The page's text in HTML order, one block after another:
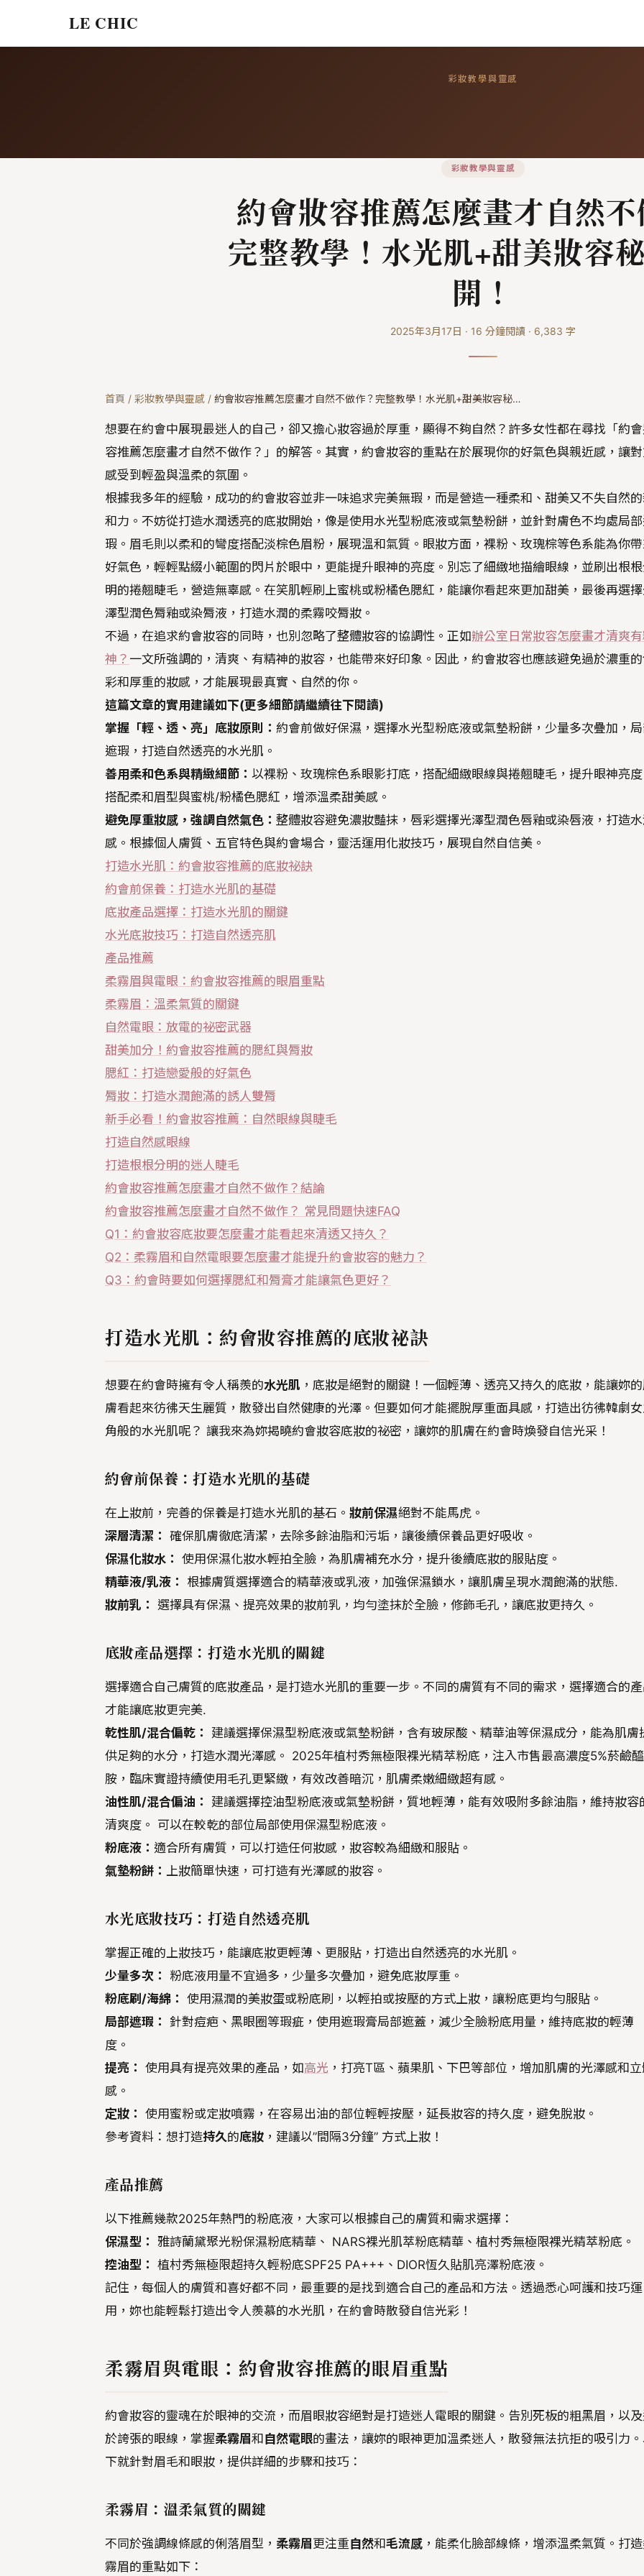
LE CHIC
彩妝教學與靈感
彩妝教學與靈感
約會妝容推薦怎麼畫才自然
完整教學！水光肌+甜美妝容
開！
2025年3月17日 · 16 分鐘閱讀 · 6,383 字
首頁 / 彩妝教學與靈感 / 約會妝容推薦怎麼畫才自然不做作？完整教學！水光肌+甜美妝容秘…
想要在約會中展現最迷人的自己，卻又擔心妝容過於厚重，顯得不夠自然？許多女性都在尋找「約
容推薦怎麼畫才自然不做作？」的解答。其實，約會妝容的重點在於展現你的好氣色與親近感，讓
感受到輕盈與溫柔的氛圍。
根據我多年的經驗，成功的約會妝容並非一味追求完美無瑕，而是營造一種柔和、甜美又不失自然
和力。不妨從打造水潤透亮的底妝開始，像是使用水光型粉底液或氣墊粉餅，並針對膚色不均處局
瑕。眉毛則以柔和的彎度搭配淡棕色眉粉，展現溫和氣質。眼妝方面，裸粉、玫瑰棕等色系能為你
好氣色，輕輕點綴小範圍的閃片於眼中，更能提升眼神的亮度。別忘了細緻地描繪眼線，並刷出根
明的捲翹睫毛，營造無辜感。在笑肌輕刷上蜜桃或粉橘色腮紅，能讓你看起來更加甜美，最後再選
澤型潤色脣釉或染脣液，打造水潤的柔霧咬脣妝。
不過，在追求約會妝容的同時，也別忽略了整體妝容的協調性。正如辦公室日常妝容怎麼畫才清爽
神？ 一文所強調的，清爽、有精神的妝容，也能帶來好印象。因此，約會妝容也應該避免過於濃重
彩和厚重的妝感，才能展現最真實、自然的你。
這篇文章的實用建議如下(更多細節請繼續往下閱讀)
掌握「輕、透、亮」底妝原則： 約會前做好保濕，選擇水光型粉底液或氣墊粉餅，少量多次疊加，
遮瑕，打造自然透亮的水光肌。
善用柔和色系與精緻細節： 以裸粉、玫瑰棕色系眼影打底，搭配細緻眼線與捲翹睫毛，提升眼神亮
搭配柔和眉型與蜜桃/粉橘色腮紅，增添溫柔甜美感。
避免厚重妝感，強調自然氣色： 整體妝容避免濃妝豔抹，唇彩選擇光澤型潤色唇釉或染唇液，打造
感。根據個人膚質、五官特色與約會場合，靈活運用化妝技巧，展現自然自信美。
打造水光肌：約會妝容推薦的底妝祕訣
約會前保養：打造水光肌的基礎
底妝產品選擇：打造水光肌的關鍵
水光底妝技巧：打造自然透亮肌
產品推薦
柔霧眉與電眼：約會妝容推薦的眼眉重點
柔霧眉：溫柔氣質的關鍵
自然電眼：放電的祕密武器
甜美加分！約會妝容推薦的腮紅與脣妝
腮紅：打造戀愛般的好氣色
脣妝：打造水潤飽滿的誘人雙脣
新手必看！約會妝容推薦：自然眼線與睫毛
打造自然感眼線
打造根根分明的迷人睫毛
約會妝容推薦怎麼畫才自然不做作？結論
約會妝容推薦怎麼畫才自然不做作？ 常見問題快速FAQ
Q1：約會妝容底妝要怎麼畫才能看起來清透又持久？
Q2：柔霧眉和自然電眼要怎麼畫才能提升約會妝容的魅力？
Q3：約會時要如何選擇腮紅和脣膏才能讓氣色更好？
打造水光肌：約會妝容推薦的底妝祕訣
想要在約會時擁有令人稱羨的水光肌 ，底妝是絕對的關鍵！一個輕薄、透亮又持久的底妝，能讓妳
膚看起來彷彿天生麗質，散發出自然健康的光澤。但要如何才能擺脫厚重面具感，打造出彷彿韓劇
角般的水光肌呢？ 讓我來為妳揭曉約會妝容底妝的祕密，讓妳的肌膚在約會時煥發自信光采！
約會前保養：打造水光肌的基礎
在上妝前，完善的保養是打造水光肌的基石。 妝前保濕絕對不能馬虎。
深層清潔： 確保肌膚徹底清潔，去除多餘油脂和污垢，讓後續保養品更好吸收。
保濕化妝水： 使用保濕化妝水輕拍全臉，為肌膚補充水分，提升後續底妝的服貼度。
精華液/乳液：
根據膚質選擇適合的精華液或乳液，加強保濕鎖水，讓肌膚呈現水潤飽滿的狀態.
妝前乳：
選擇具有保濕、提亮效果的妝前乳，均勻塗抹於全臉，修飾毛孔，讓底妝更持久。
底妝產品選擇：打造水光肌的關鍵
選擇適合自己膚質的底妝產品，是打造水光肌的重要一步。不同的膚質有不同的需求，選擇適合的
才能讓底妝更完美.
乾性肌/混合偏乾：
建議選擇保濕型粉底液或氣墊粉餅，含有玻尿酸、精華油等保濕成分，能為肌膚
供足夠的水分，打造水潤光澤感。 2025年植村秀 無極限裸光精萃粉底，注入市售最高濃度5%菸鹼醯
胺，臨床實證持續使用毛孔更緊緻，有效改善暗沉，肌膚柔嫩細緻超有感。
油性肌/混合偏油：
建議選擇控油型粉底液或氣墊粉餅，質地輕薄，能有效吸附多餘油脂，維持妝容
清爽度。 可以在較乾的部位局部使用保濕型粉底液。
粉底液： 適合所有膚質，可以打造任何妝感，妝容較為細緻和服貼。
氣墊粉餅： 上妝簡單快速，可打造有光澤感的妝容。
水光底妝技巧：打造自然透亮肌
掌握正確的上妝技巧，能讓底妝更輕薄、更服貼，打造出自然透亮的水光肌。
少量多次：
粉底液用量不宜過多，少量多次疊加，避免底妝厚重。
粉底刷/海綿： 使用濕潤的美妝蛋或粉底刷，以輕拍或按壓的方式上妝，讓粉底更均勻服貼。
局部遮瑕： 針對痘疤、黑眼圈等瑕疵，使用遮瑕膏局部遮蓋，減少全臉粉底用量，維持底妝的輕薄
度。
提亮： 使用具有提亮效果的產品，如高光 ，打亮T區、蘋果肌、下巴等部位，增加肌膚的光澤感和
感。
定妝： 使用蜜粉或定妝噴霧，在容易出油的部位輕輕按壓，延長妝容的持久度，避免脫妝。
參考資料：想打造持久的底妝 ，建議以”間隔3分鐘” 方式上妝！
產品推薦
以下推薦幾款2025年熱門的粉底液，大家可以根據自己的膚質和需求選擇：
保濕型： 雅詩蘭黛聚光粉保濕粉底精華、 NARS裸光肌萃粉底精華、植村秀 無極限裸光精萃粉底。
控油型： 植村秀無極限超持久輕粉底SPF25 PA+++、DIOR恆久貼肌亮澤粉底液。
記住，每個人的膚質和喜好都不同，最重要的是找到適合自己的產品和方法。透過悉心呵護和技巧運
用，妳也能輕鬆打造出令人羨慕的水光肌，在約會時散發自信光彩！
柔霧眉與電眼：約會妝容推薦的眼眉重點
約會妝容的靈魂在於眼神的交流，而眉眼妝容絕對是打造迷人電眼的關鍵。告別死板的粗黑眉，以
於誇張的眼線，掌握柔霧眉和 自然電眼的畫法，讓妳的眼神更加溫柔迷人，散發無法抗拒的吸引力
下就針對眉毛和眼妝，提供詳細的步驟和技巧：
柔霧眉：溫柔氣質的關鍵
不同於強調線條感的俐落眉型， 柔霧眉更注重自然和毛流感 ，能柔化臉部線條，增添溫柔氣質。打
霧眉的重點如下：